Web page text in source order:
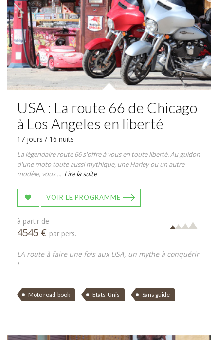
USA : La route 66 de Chicago
à Los Angeles en liberté
17 jours / 16 nuits
La légendaire route 66 s'offre à vous en toute liberté. Au guidon
d'une moto toute aussi mythique, une Harley ou un autre
modèle, vous ... Lire la suite
VOIR LE PROGRAMME
à partir de
4545 € par pers.
LA route à faire une fois aux USA, un mythe à conquérir
!
Moto road-book Etats-Unis Sans guide